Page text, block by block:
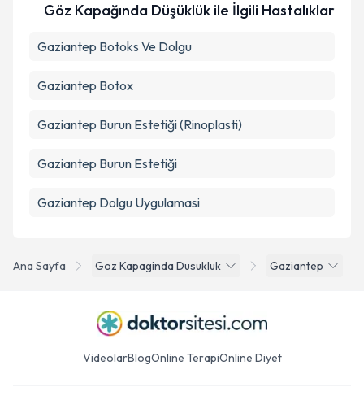
Ana Sayfa Goz Kapaginda Dusukluk Gaziantep
Göz Kapağında Düşüklük ile İlgili Hastalıklar
Gaziantep Botoks Ve Dolgu
Gaziantep Botox
Gaziantep Burun Estetiği (Rinoplasti)
Gaziantep Burun Estetiği
Gaziantep Dolgu Uygulamasi
VideolarBlogOnline TerapiOnline Diyet